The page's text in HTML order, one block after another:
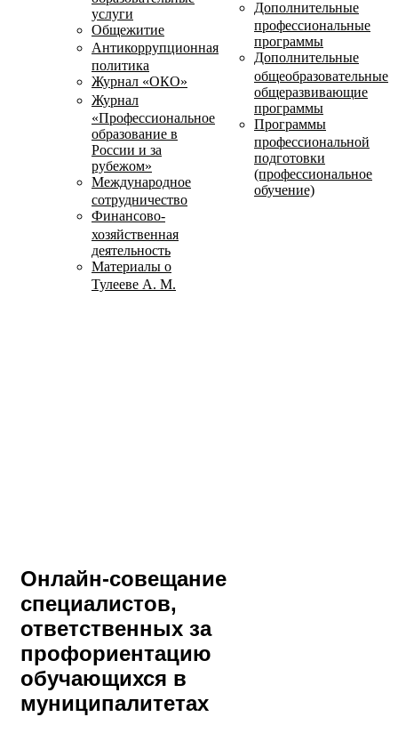
услуги
Общежитие
Антикоррупционная
политика
Журнал «ОКО»
Журнал
«Профессиональное
образование в
России и за
рубежом»
Международное
сотрудничество
Финансово-
хозяйственная
деятельность
Материалы о
Тулееве А. М.
Дополнительные
профессиональные
программы
Дополнительные
общеобразовательные
общеразвивающие
программы
Программы
профессиональной
подготовки
(профессиональное
обучение)
Онлайн-совещание
специалистов,
ответственных за
профориентацию
обучающихся в
муниципалитетах